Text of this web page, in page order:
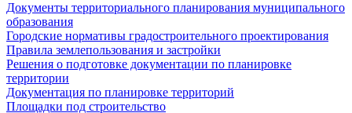
Документы территориального планирования муниципального
образования
Городские нормативы градостроительного проектирования
Правила землепользования и застройки
Решения о подготовке документации по планировке
территории
Документация по планировке территорий
Площадки под строительство